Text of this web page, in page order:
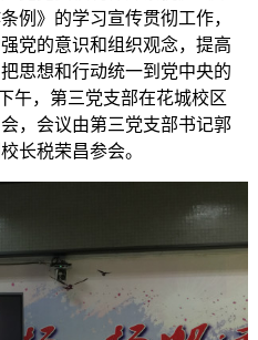
例》的学习宣传贯彻工作，
党的意识和组织观念，提高
思想和行动统一到党中央的
午，第三党支部在花城校区
，会议由第三党支部书记郭
长税荣昌参会。